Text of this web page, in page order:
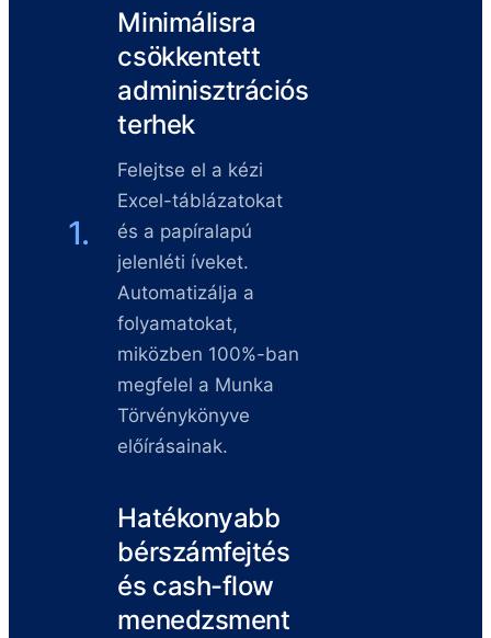
1.
Minimálisra
csökkentett
adminisztrációs
terhek
Felejtse el a kézi
Excel-táblázatokat
és a papíralapú
jelenléti íveket.
Automatizálja a
folyamatokat,
miközben 100%-ban
megfelel a Munka
Törvénykönyve
előírásainak.
Hatékonyabb
bérszámfejtés
és cash-flow
menedzsment